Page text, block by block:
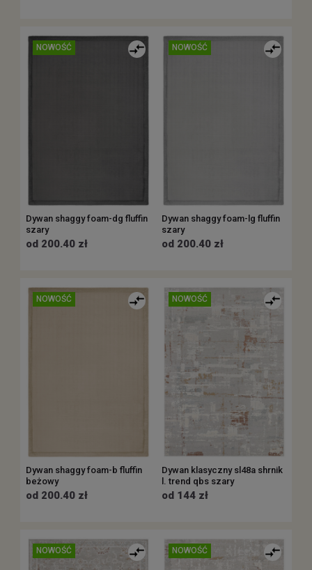
NOWOŚĆ
Dywan shaggy foam-dg fluffin
szary
od 200.40 zł
NOWOŚĆ
Dywan shaggy foam-lg fluffin
szary
od 200.40 zł
NOWOŚĆ
Dywan shaggy foam-b fluffin
beżowy
od 200.40 zł
NOWOŚĆ
Dywan klasyczny sl48a shrnik
l. trend qbs szary
od 144 zł
NOWOŚĆ NOWOŚĆ